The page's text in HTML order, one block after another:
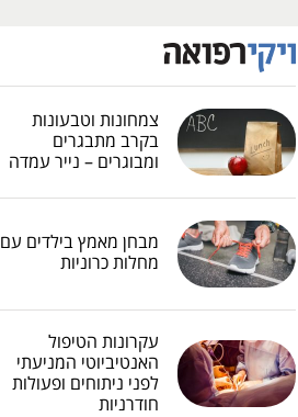
צמחונות וטבעונות
בקרב מתבגרים
ומבוגרים – נייר עמדה
מבחן מאמץ בילדים עם
מחלות כרוניות
עקרונות הטיפול
האנטיביוטי המניעתי
לפני ניתוחים ופעולות
חודרניות